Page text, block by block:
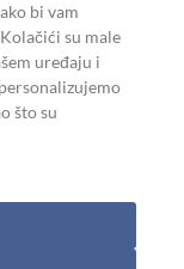
bi vam
su male
uređaju i
što su